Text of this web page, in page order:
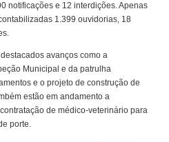
notificações e 12 interdições. Apenas
1.399 ouvidorias, 18
avanços como a
Municipal e da patrulha
e o projeto de construção de
estão em andamento a
de médico-veterinário para
porte.